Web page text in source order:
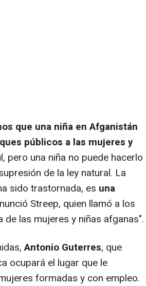
que una niña en Afganistán
públicos a las mujeres y
pero una niña no puede hacerlo
de la ley natural. La
sido trastornada, es una
Streep, quien llamó a los
las mujeres y niñas afganas".
Antonio Guterres, que
ocupará el lugar que le
formadas y con empleo.